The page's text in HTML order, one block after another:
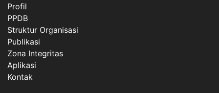
Profil
PPDB
Struktur Organisasi
Publikasi
Zona Integritas
Aplikasi
Kontak